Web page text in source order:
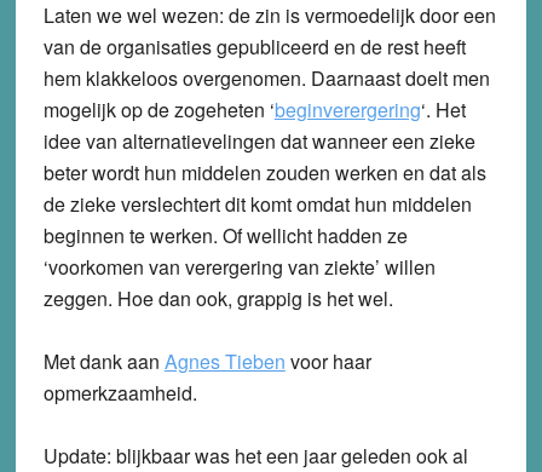
Laten we wel wezen: de zin is vermoedelijk door een
van de organisaties gepubliceerd en de rest heeft
hem klakkeloos overgenomen. Daarnaast doelt men
mogelijk op de zogeheten ‘beginverergering‘. Het
idee van alternatievelingen dat wanneer een zieke
beter wordt hun middelen zouden werken en dat als
de zieke verslechtert dit komt omdat hun middelen
beginnen te werken. Of wellicht hadden ze
‘voorkomen van verergering van ziekte’ willen
zeggen. Hoe dan ook, grappig is het wel.
Met dank aan Agnes Tieben voor haar
opmerkzaamheid.
Update: blijkbaar was het een jaar geleden ook al